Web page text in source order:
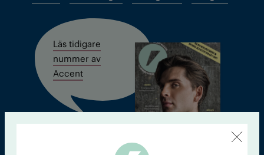
Läs tidigare
nummer av
Accent